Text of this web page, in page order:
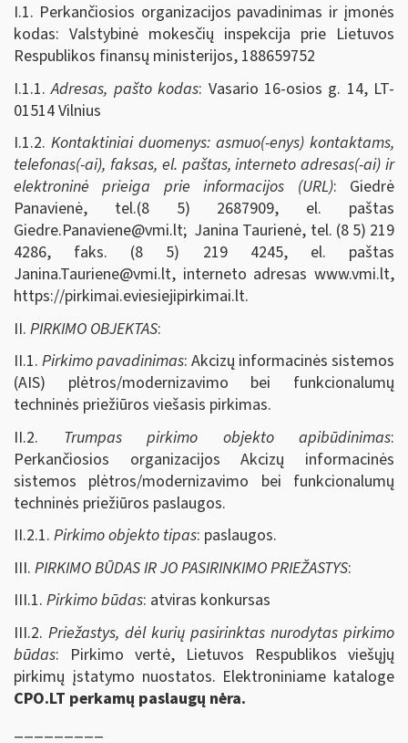
I.1. Perkančiosios organizacijos pavadinimas ir įmonės
kodas: Valstybinė mokesčių inspekcija prie Lietuvos
Respublikos finansų ministerijos, 188659752
I.1.1.Adresas, pašto kodas: Vasario 16-osios g. 14, LT-
01514 Vilnius
I.1.2. Kontaktiniai duomenys: asmuo(-enys) kontaktams,
telefonas(-ai), faksas, el. paštas, interneto adresas(-ai) ir
elektroninė prieiga prie informacijos (URL): Giedrė
Panavienė, tel.(8 5) 2687909, el. paštas
Giedre.Panaviene@vmi.lt; Janina Taurienė, tel. (8 5) 219
4286, faks. (8 5) 219 4245, el. paštas
Janina.Tauriene@vmi.lt, interneto adresas www.vmi.lt,
https://pirkimai.eviesiejipirkimai.lt.
II. PIRKIMO OBJEKTAS:
II.1. Pirkimo pavadinimas: Akcizų informacinės sistemos
(AIS) plėtros/modernizavimo bei funkcionalumų
techninės priežiūros viešasis pirkimas.
II.2. Trumpas pirkimo objekto apibūdinimas:
Perkančiosios organizacijos Akcizų informacinės
sistemos plėtros/modernizavimo bei funkcionalumų
techninės priežiūros paslaugos.
II.2.1. Pirkimo objekto tipas: paslaugos.
III. PIRKIMO BŪDAS IR JO PASIRINKIMO PRIEŽASTYS:
III.1. Pirkimo būdas: atviras konkursas
III.2. Priežastys, dėl kurių pasirinktas nurodytas pirkimo
būdas: Pirkimo vertė, Lietuvos Respublikos viešųjų
pirkimų įstatymo nuostatos. Elektroniniame kataloge
CPO.LT perkamų paslaugų nėra.
_________